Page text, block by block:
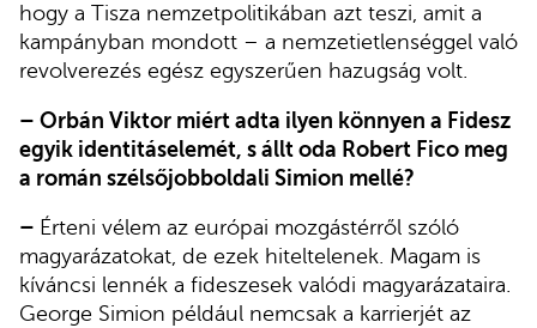
hogy a Tisza nemzetpolitikában azt teszi, amit a
kampányban mondott – a nemzetietlenséggel való
revolverezés egész egyszerűen hazugság volt.
– Orbán Viktor miért adta ilyen könnyen a Fidesz
egyik identitáselemét, s állt oda Robert Fico meg
a román szélsőjobboldali Simion mellé?
– Érteni vélem az európai mozgástérről szóló
magyarázatokat, de ezek hiteltelenek. Magam is
kíváncsi lennék a fideszesek valódi magyarázataira.
George Simion például nemcsak a karrierjét az